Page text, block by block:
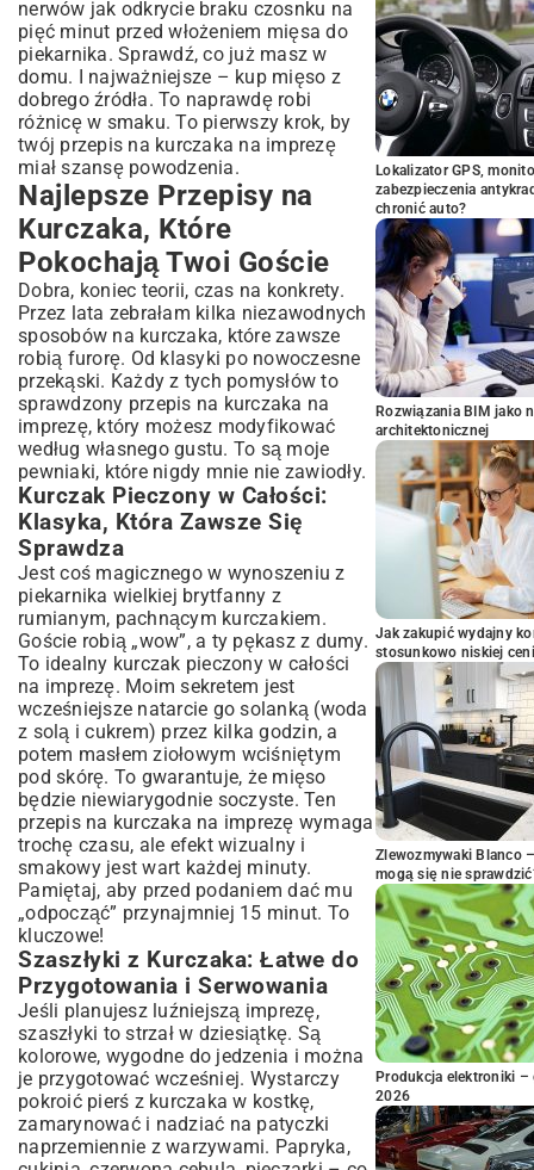
nerwów jak odkrycie braku czosnku na
pięć minut przed włożeniem mięsa do
piekarnika. Sprawdź, co już masz w
domu. I najważniejsze – kup mięso z
dobrego źródła. To naprawdę robi
różnicę w smaku. To pierwszy krok, by
twój przepis na kurczaka na imprezę
miał szansę powodzenia.
Najlepsze Przepisy na
Kurczaka, Które
Pokochają Twoi Goście
Dobra, koniec teorii, czas na konkrety.
Przez lata zebrałam kilka niezawodnych
sposobów na kurczaka, które zawsze
robią furorę. Od klasyki po nowoczesne
przekąski. Każdy z tych pomysłów to
sprawdzony przepis na kurczaka na
imprezę, który możesz modyfikować
według własnego gustu. To są moje
pewniaki, które nigdy mnie nie zawiodły.
Kurczak Pieczony w Całości:
Klasyka, Która Zawsze Się
Sprawdza
Jest coś magicznego w wynoszeniu z
piekarnika wielkiej brytfanny z
rumianym, pachnącym kurczakiem.
Goście robią „wow”, a ty pękasz z dumy.
To idealny kurczak pieczony w całości
na imprezę. Moim sekretem jest
wcześniejsze natarcie go solanką (woda
z solą i cukrem) przez kilka godzin, a
potem masłem ziołowym wciśniętym
pod skórę. To gwarantuje, że mięso
będzie niewiarygodnie soczyste. Ten
przepis na kurczaka na imprezę wymaga
trochę czasu, ale efekt wizualny i
smakowy jest wart każdej minuty.
Pamiętaj, aby przed podaniem dać mu
„odpocząć” przynajmniej 15 minut. To
kluczowe!
Szaszłyki z Kurczaka: Łatwe do
Przygotowania i Serwowania
Jeśli planujesz luźniejszą imprezę,
szaszłyki to strzał w dziesiątkę. Są
kolorowe, wygodne do jedzenia i można
je przygotować wcześniej. Wystarczy
pokroić pierś z kurczaka w kostkę,
zamarynować i nadziać na patyczki
naprzemiennie z warzywami. Papryka,
Lokalizator GPS,
zabezpieczenia
chronić auto?
Rozwiązania BIM jako
architektonicznej
Jak zakupić wydajny
stosunkowo niskiej
Zlewozmywaki Blanco
mogą się nie
Produkcja elektroniki –
2026